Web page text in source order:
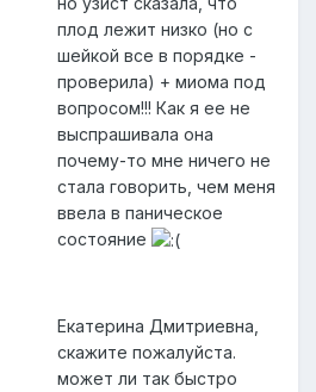
плод лежит низко (но с
шейкой все в порядке -
проверила) + миома под
вопросом!!! Как я ее не
выспрашивала она
почему-то мне ничего не
стала говорить, чем меня
ввела в паническое
состояние
Екатерина Дмитриевна,
скажите пожалуйста.
может ли так быстро